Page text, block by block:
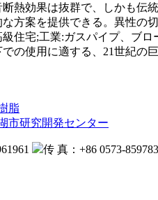
熱効果は抜群で、しかも伝
方案を提供できる。異性の
住宅;工業:ガスパイプ、ブ
の使用に適する、21世紀の
脂
市研究開発センター
传 真：+86 0573-